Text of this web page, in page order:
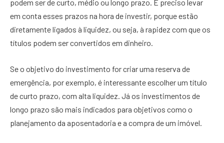
podem ser de curto, médio ou longo prazo. É preciso levar
em conta esses prazos na hora de investir, porque estão
diretamente ligados à liquidez, ou seja, à rapidez com que os
títulos podem ser convertidos em dinheiro.
Se o objetivo do investimento for criar uma reserva de
emergência, por exemplo, é interessante escolher um título
de curto prazo, com alta liquidez. Já os investimentos de
longo prazo são mais indicados para objetivos como o
planejamento da aposentadoria e a compra de um imóvel.